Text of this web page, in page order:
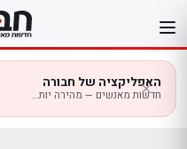
לתוכן
האפליקציה של חבורה
חדשות מאנשים — מהירה יותר בנייד